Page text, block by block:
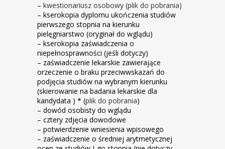
– kwestionariusz osobowy (plik do pobrania)
– kserokopia dyplomu ukończenia studiów
pierwszego stopnia na kierunku
pielęgniarstwo (oryginał do wglądu)
– kserokopia zaświadczenia o
niepełnosprawności (jeśli dotyczy)
– zaświadczenie lekarskie zawierające
orzeczenie o braku przeciwwskazań do
podjęcia studiów na wybranym kierunku
(skierowanie na badania lekarskie dla
kandydata ) * (plik do pobrania)
– dowód osobisty do wglądu
– cztery zdjęcia dowodowe
– potwierdzenie wniesienia wpisowego
– zaświadczenie o średniej arytmetycznej